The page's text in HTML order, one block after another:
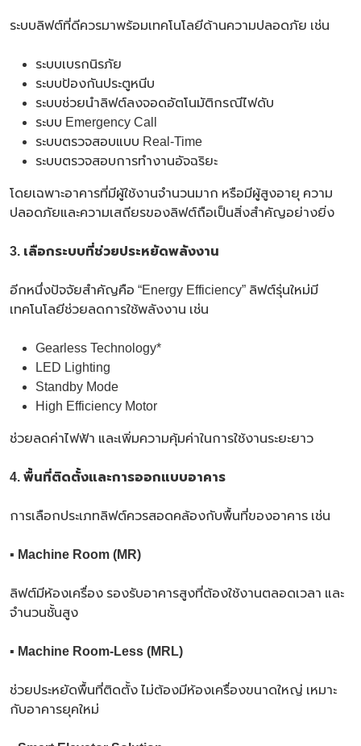
ระบบลิฟต์ที่ดีควรมาพร้อมเทคโนโลยีด้านความปลอดภัย เช่น
ระบบเบรกนิรภัย
ระบบป้องกันประตูหนีบ
ระบบช่วยนำลิฟต์ลงจอดอัตโนมัติกรณีไฟดับ
ระบบ Emergency Call
ระบบตรวจสอบแบบ Real-Time
ระบบตรวจสอบการทำงานอัจฉริยะ
โดยเฉพาะอาคารที่มีผู้ใช้งานจำนวนมาก หรือมีผู้สูงอายุ ความ
ปลอดภัยและความเสถียรของลิฟต์ถือเป็นสิ่งสำคัญอย่างยิ่ง
3. เลือกระบบที่ช่วยประหยัดพลังงาน
อีกหนึ่งปัจจัยสำคัญคือ “Energy Efficiency” ลิฟต์รุ่นใหม่มี
เทคโนโลยีช่วยลดการใช้พลังงาน เช่น
Gearless Technology*
LED Lighting
Standby Mode
High Efficiency Motor
ช่วยลดค่าไฟฟ้า และเพิ่มความคุ้มค่าในการใช้งานระยะยาว
4. พื้นที่ติดตั้งและการออกแบบอาคาร
การเลือกประเภทลิฟต์ควรสอดคล้องกับพื้นที่ของอาคาร เช่น
▪ Machine Room (MR)
ลิฟต์มีห้องเครื่อง รองรับอาคารสูงที่ต้องใช้งานตลอดเวลา และ
จำนวนชั้นสูง
▪ Machine Room-Less (MRL)
ช่วยประหยัดพื้นที่ติดตั้ง ไม่ต้องมีห้องเครื่องขนาดใหญ่ เหมาะ
กับอาคารยุคใหม่